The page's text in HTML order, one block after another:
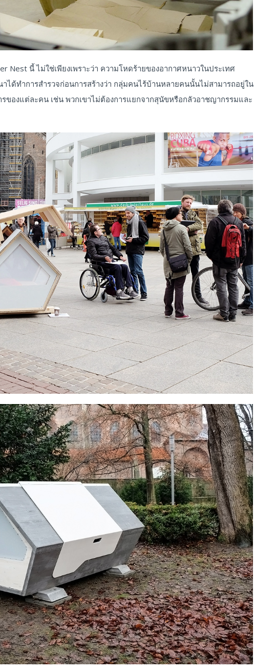
Nest นี้ ไม่ใช่เพียงเพราะว่า ความโหดร้ายของอากาศหนาวในประเทศ
ด้ทำการสำรวจก่อนการสร้างว่า กลุ่มคนไร้บ้านหลายคนนั้นไม่สามารถอยู่ใน
ของแต่ละคน เช่น พวกเขาไม่ต้องการแยกจากสุนัขหรือกลัวอาชญากรรมและ